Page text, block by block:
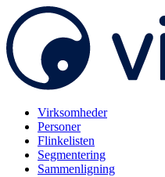
Virksomheder
Personer
Flinkelisten
Segmentering
Sammenligning